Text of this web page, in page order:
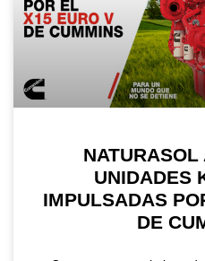
NATURASOL
UNIDADES
IMPULSADAS
DE